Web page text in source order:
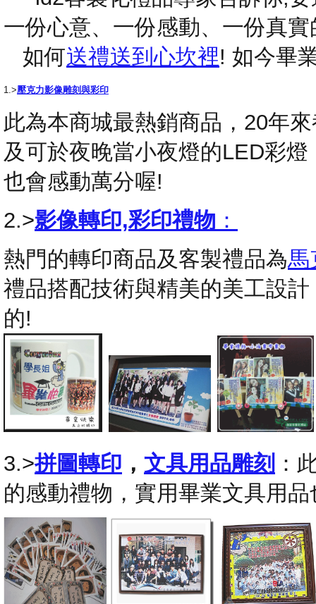
一份心意、一份感動、一份真
如何送禮送到心坎裡! 如今畢
1.>壓克力影像雕刻與彩印
此為本商城最熱銷商品，20年
及可於夜晚當小夜燈的LED彩
也會感動萬分喔!
2.>影像轉印,彩印禮物 ：
熱門的轉印商品及客製禮品為馬
禮品搭配技術與精美的美工設
的!
3.>拼圖轉印 ， 文具用品雕刻 ：
的感動禮物，實用畢業文具用